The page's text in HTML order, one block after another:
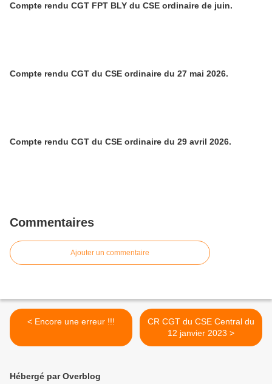
Compte rendu CGT FPT BLY du CSE ordinaire de juin.
Compte rendu CGT du CSE ordinaire du 27 mai 2026.
Compte rendu CGT du CSE ordinaire du 29 avril 2026.
Commentaires
Ajouter un commentaire
< Encore une erreur !!!
CR CGT du CSE Central du
12 janvier 2023 >
Hébergé par Overblog